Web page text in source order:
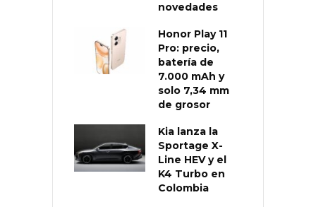
novedades
Honor Play 11
Pro: precio,
batería de
7.000 mAh y
solo 7,34 mm
de grosor
Kia lanza la
Sportage X-
Line HEV y el
K4 Turbo en
Colombia